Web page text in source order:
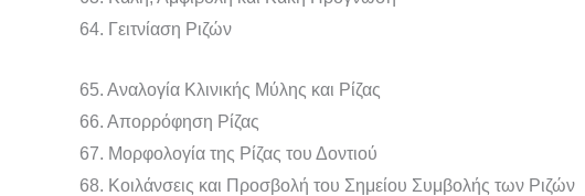
64. Γειτνίαση Ριζών
65. Αναλογία Κλινικής Μύλης και Ρίζας
66. Απορρόφηση Ρίζας
67. Μορφολογία της Ρίζας του Δοντιού
68. Κοιλάνσεις και Προσβολή του Σημείου Συμβολής των Ριζών